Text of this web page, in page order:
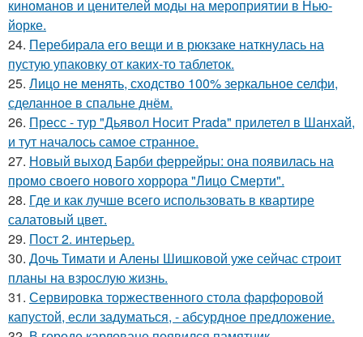
киноманов и ценителей моды на мероприятии в Нью-
йорке.
24. Перебирала его вещи и в рюкзаке наткнулась на
пустую упаковку от каких-то таблеток.
25. Лицо не менять, сходство 100% зеркальное селфи,
сделанное в спальне днём.
26. Пресс - тур "Дьявол Носит Prada" прилетел в Шанхай,
и тут началось самое странное.
27. Новый выход Барби феррейры: она появилась на
промо своего нового хоррора "Лицо Смерти".
28. Где и как лучше всего использовать в квартире
салатовый цвет.
29. Пост 2. интерьер.
30. Дочь Тимати и Алены Шишковой уже сейчас строит
планы на взрослую жизнь.
31. Сервировка торжественного стола фарфоровой
капустой, если задуматься, - абсурдное предложение.